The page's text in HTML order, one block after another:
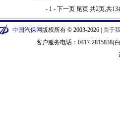
- 1 - 下一页 尾页共2页,共13
中国汽保网版权所有 © 2003-2026 | 关于
客户服务电话：0417-